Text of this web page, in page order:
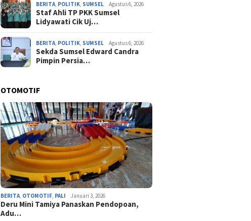
BERITA, POLITIK, SUMSEL Agustus 6, 2026
Staf Ahli TP PKK Sumsel
Lidyawati Cik Uj…
BERITA, POLITIK, SUMSEL Agustus 6, 2026
Sekda Sumsel Edward Candra
Pimpin Persia…
OTOMOTIF
BERITA, OTOMOTIF, PALI Januari 3, 2026
Deru Mini Tamiya Panaskan Pendopoan,
Adu…